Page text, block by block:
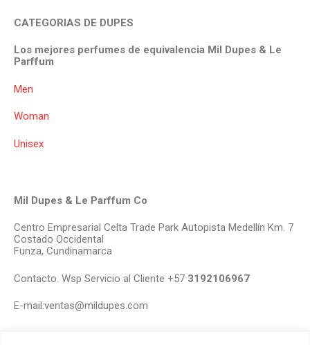
CATEGORIAS DE DUPES
Los mejores perfumes de equivalencia Mil Dupes & Le
Parffum
Men
Woman
Unisex
Mil Dupes & Le Parffum Co
Centro Empresarial Celta Trade Park Autopista Medellín Km. 7
Costado Occidental
Funza, Cundinamarca
Contacto. Wsp Servicio al Cliente +57 3192106967
E-mail:ventas@mildupes.com